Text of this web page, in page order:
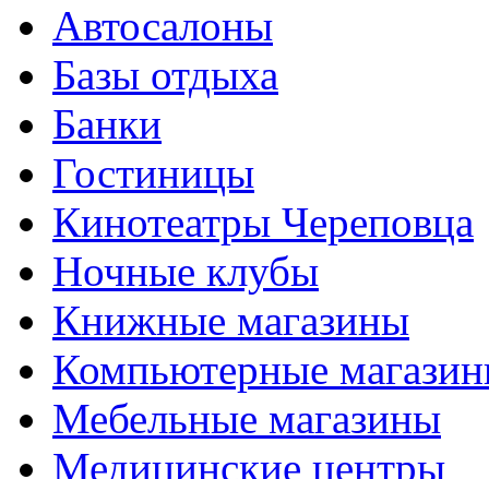
Автосалоны
Базы отдыха
Банки
Гостиницы
Кинотеатры Череповца
Ночные клубы
Книжные магазины
Компьютерные
Мебельные магазины
Медицинские центры